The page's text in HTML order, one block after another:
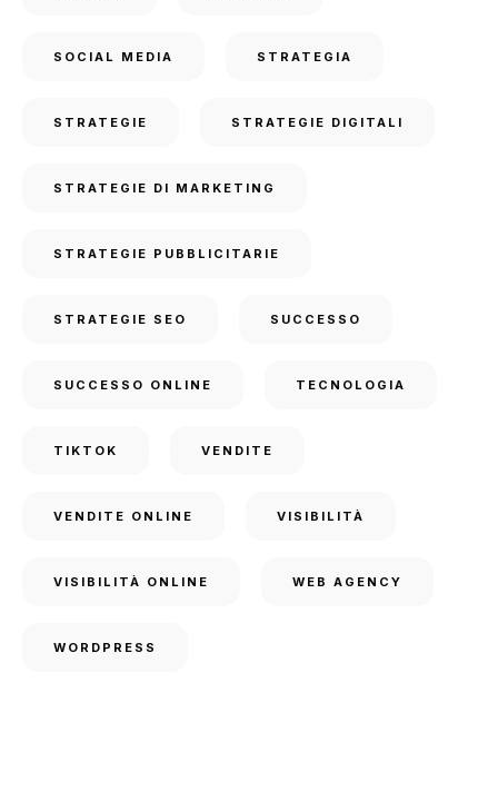
SOCIAL MEDIA STRATEGIA
STRATEGIE STRATEGIE DIGITALI
STRATEGIE DI MARKETING
STRATEGIE PUBBLICITARIE
STRATEGIE SEO SUCCESSO
SUCCESSO ONLINE TECNOLOGIA
TIKTOK VENDITE
VENDITE ONLINE VISIBILITÀ
VISIBILITÀ ONLINE WEB AGENCY
WORDPRESS